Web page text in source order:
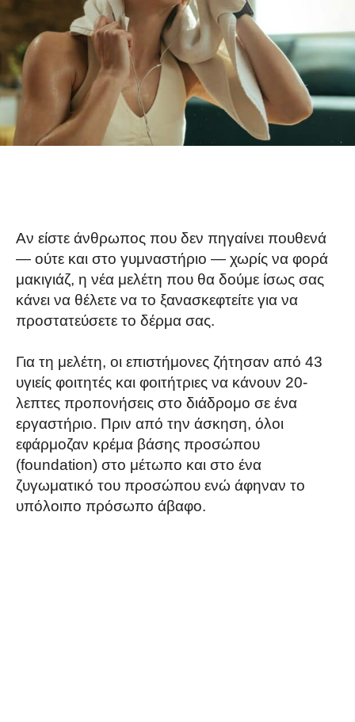
Αν είστε άνθρωπος που δεν πηγαίνει πουθενά
— ούτε και στο γυμναστήριο — χωρίς να φορά
μακιγιάζ, η νέα μελέτη που θα δούμε ίσως σας
κάνει να θέλετε να το ξανασκεφτείτε για να
προστατεύσετε το δέρμα σας.
Για τη μελέτη, οι επιστήμονες ζήτησαν από 43
υγιείς φοιτητές και φοιτήτριες να κάνουν 20-
λεπτες προπονήσεις στο διάδρομο σε ένα
εργαστήριο. Πριν από την άσκηση, όλοι
εφάρμοζαν κρέμα βάσης προσώπου
(foundation) στο μέτωπο και στο ένα
ζυγωματικό του προσώπου ενώ άφηναν το
υπόλοιπο πρόσωπο άβαφο.